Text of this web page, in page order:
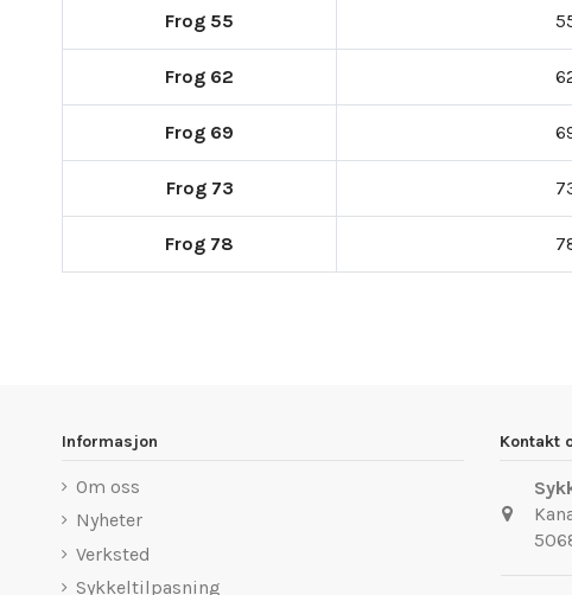
Frog 55
Frog 62
Frog 69
Frog 73
Frog 78
Informasjon
Om oss
Nyheter
Verksted
Sykkeltilpasning
Kontakt